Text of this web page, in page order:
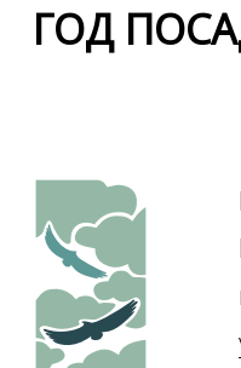
ГОД